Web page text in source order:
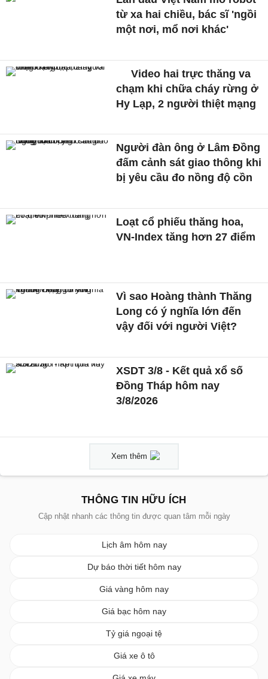
từ xa hai chiều, bác sĩ 'ngồi
một nơi, mổ nơi khác'
Video hai trực thăng va
chạm khi chữa cháy rừng ở
Hy Lạp, 2 người thiệt mạng
Người đàn ông ở Lâm Đồng
đấm cảnh sát giao thông khi
bị yêu cầu đo nồng độ cồn
Loạt cổ phiếu thăng hoa,
VN-Index tăng hơn 27 điểm
Vì sao Hoàng thành Thăng
Long có ý nghĩa lớn đến
vậy đối với người Việt?
XSDT 3/8 - Kết quả xổ số
Đồng Tháp hôm nay
3/8/2026
Xem thêm
THÔNG TIN HỮU ÍCH
Cập nhật nhanh các thông tin được quan tâm mỗi ngày
Lịch âm hôm nay
Dự báo thời tiết hôm nay
Giá vàng hôm nay
Giá bạc hôm nay
Tỷ giá ngoại tệ
Giá xe ô tô